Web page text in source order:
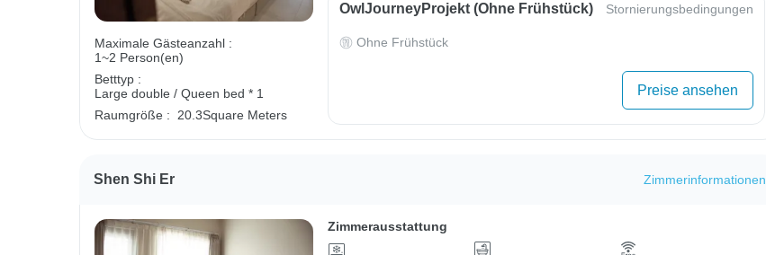
Maximale Gästeanzahl :
1~2 Person(en)
Betttyp :
Large double / Queen bed * 1
Raumgröße :
20.3Square Meters
OwlJourneyProjekt (ohne Frühstück) Stornierungsbedingungen
Ohne Frühstück
Preise ansehen
Shen Shi Er Zimmerinformationen
Zimmerausstattung